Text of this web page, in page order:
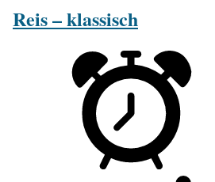
Reis – klassisch